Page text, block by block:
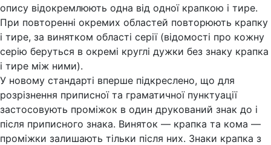
опису відокремлюють одна від одної крапкою і тире.
При повторенні окремих областей повторюють крапку
і тире, за винятком області серії (відомості про кожну
серію беруться в окремі круглі дужки без знаку крапка
і тире між ними).
У новому стандарті вперше підкреслено, що для
розрізнення приписної та граматичної пунктуації
застосовують проміжок в один друкований знак до і
після приписного знака. Виняток — крапка та кома —
проміжки залишають тільки після них. Знаки крапка з